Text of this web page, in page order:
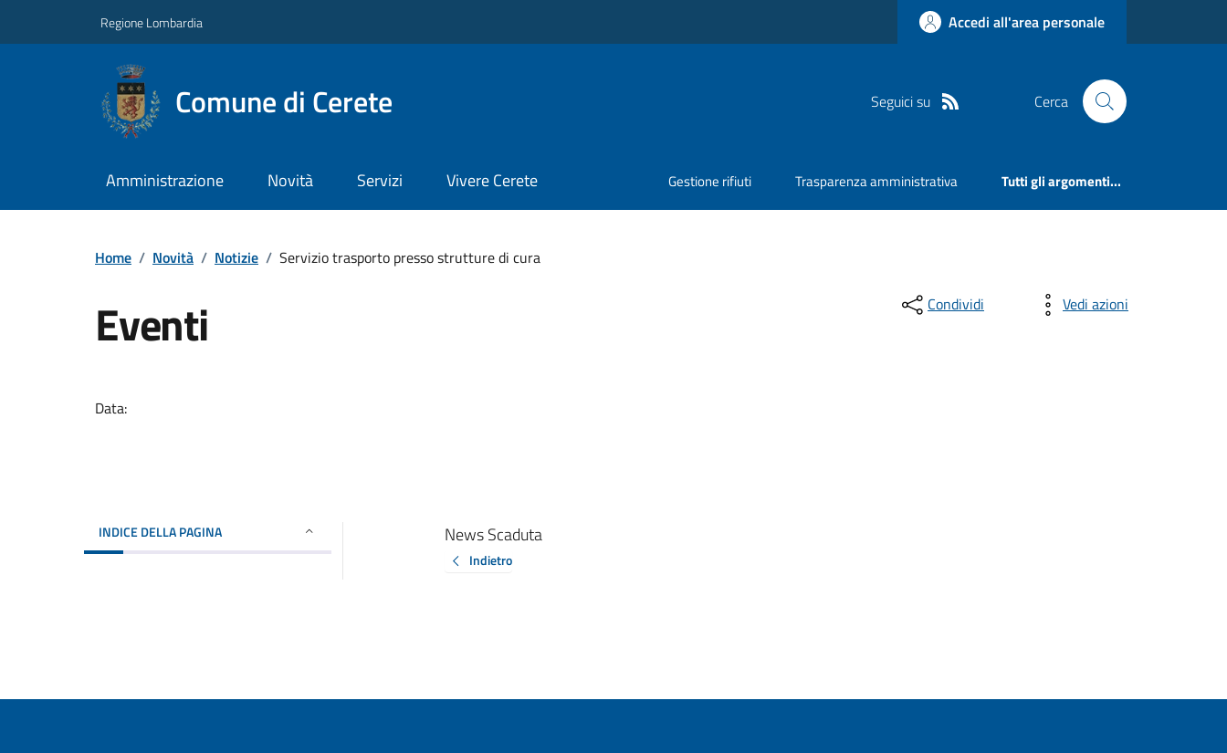
Regione Lombardia Accedi all'area personale
Comune di Cerete Seguici su Cerca
Amministrazione Novità Servizi Vivere Cerete Gestione rifiuti Trasparenza amministrativa Tutti gli argomenti...
Home / Novità / Notizie / Servizio trasporto presso strutture di cura
Eventi
Data:
Condividi Vedi azioni
INDICE DELLA PAGINA News Scaduta
Indietro